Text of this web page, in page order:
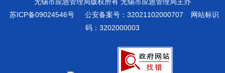
无锡市应急管理局版权所有 无锡市应急管理局主办
苏ICP备09024546号
公安备案号：32021102000707
网站标识
码：3202000003